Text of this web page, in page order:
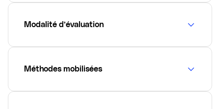
Modalité d’évaluation
Méthodes mobilisées